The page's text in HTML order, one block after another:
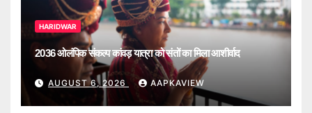
HARIDWAR
2036 ओलंपिक संकल्प कांवड़ यात्रा को संतों का मिला आशीर्वाद
AUGUST 6, 2026 AAPKAVIEW